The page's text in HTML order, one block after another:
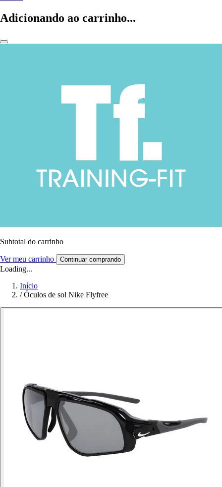
Adicionando ao carrinho...
Subtotal do carrinho
Ver meu carrinho Continuar comprando
Loading...
Início
/ Óculos de sol Nike Flyfree